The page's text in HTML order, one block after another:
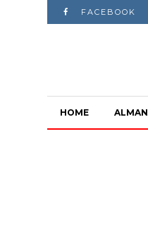
FACEBOOK
HOME